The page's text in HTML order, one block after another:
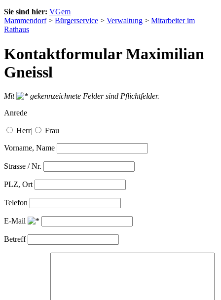
Sie sind hier: VGem
Mammendorf> Bürgerservice > Verwaltung > Mitarbeiter im
Rathaus
Kontaktformular Maximilian
Gneissl
Mit
gekennzeichnete Felder sind Pflichtfelder.
Anrede
Herr| Frau
Vorname, Name
Strasse / Nr.
PLZ, Ort
Telefon
E-Mail
Betreff